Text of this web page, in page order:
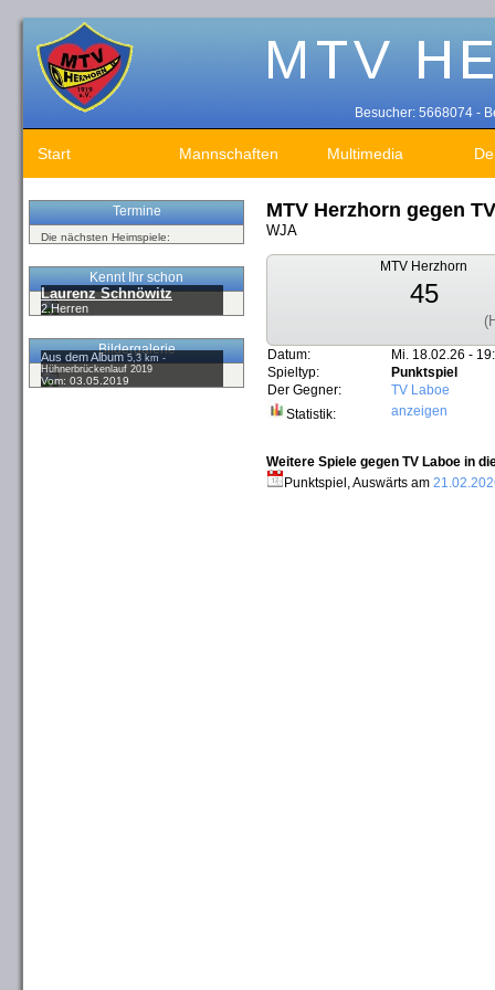
Besucher: 5668074 -
Start Mannschaften Multimedia
Termine
Die nächsten Heimspiele:
Kennt Ihr schon
Laurenz Schnöwitz
2.Herren
Bildergalerie
Aus dem Album5,3 km -
Hühnerbrückenlauf 2019
Vom: 03.05.2019
MTV Herzhorn gegen
WJA
MTV Herzhorn
45
Datum:
Mi. 18.02.26 -
Spieltyp:
Punktspiel
Der Gegner:
TV Laboe
Statistik:
anzeigen
Weitere Spiele gegen TV Laboe in
Punktspiel, Auswärts am